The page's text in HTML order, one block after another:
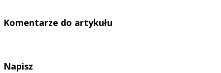
Komentarze do artykułu
Napisz